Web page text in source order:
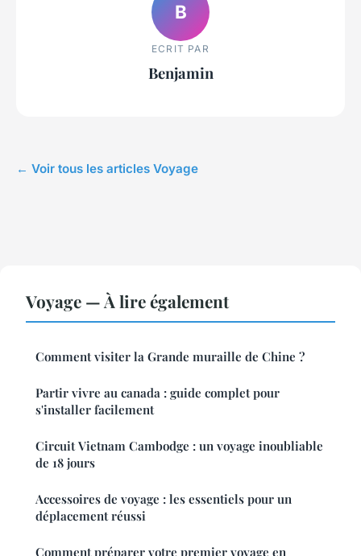
B
ECRIT PAR
Benjamin
← Voir tous les articles Voyage
Voyage — À lire également
Comment visiter la Grande muraille de Chine ?
Partir vivre au canada : guide complet pour
s'installer facilement
Circuit Vietnam Cambodge : un voyage inoubliable
de 18 jours
Accessoires de voyage : les essentiels pour un
déplacement réussi
Comment préparer votre premier voyage en